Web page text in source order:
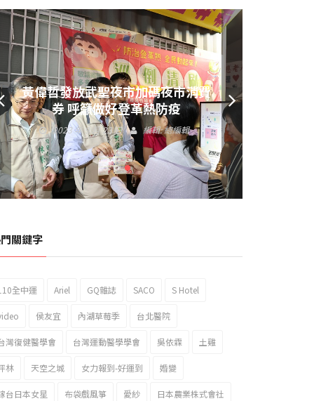
黃偉哲發放武聖夜市加碼夜市消費
券 呼籲做好登革熱防疫
2023 年 9 月 23 日 編輯:總編輯
關鍵字
全中運 Ariel GQ雜誌 SACO S Hotel
侯友宜 內湖草莓季 台北醫院
灣復健醫學會 台灣運動醫學學會 吳依霖 土雞
林 天空之城 女力報到-好運到 婚變
台日本女星 布袋戲風箏 愛紗 日本農業株式會社